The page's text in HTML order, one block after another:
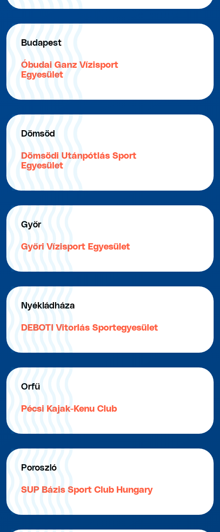
Budapest
Óbudai Ganz Vízisport
Egyesület
Dömsöd
Dömsödi Utánpótlás Sport
Egyesület
Győr
Győri Vízisport Egyesület
Nyékládháza
DEBOTI Vitorlás Sportegyesület
Orfű
Pécsi Kajak-Kenu Club
Poroszló
SUP Bázis Sport Club Hungary